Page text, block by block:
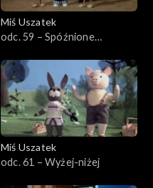
Miś Uszatek
odc. 59 – Spóźnione
Miś Uszatek
odc. 61 – Wyżej-niżej